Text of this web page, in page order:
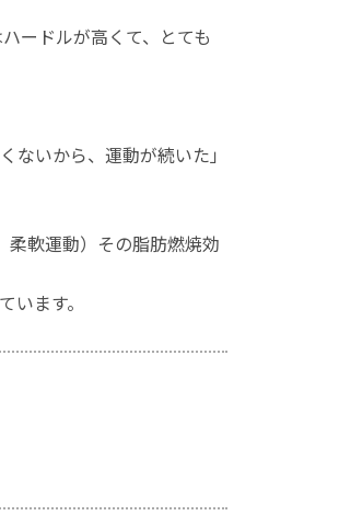
ードルが高くて、とても
いから、運動が続いた」
柔軟運動）その脂肪燃焼効
ます。